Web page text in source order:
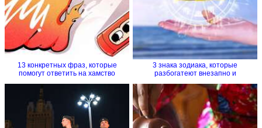
13 конкретных фраз, которые
помогут ответить на хамство
3 знака зодиака, которые
разбогатеют внезапно и